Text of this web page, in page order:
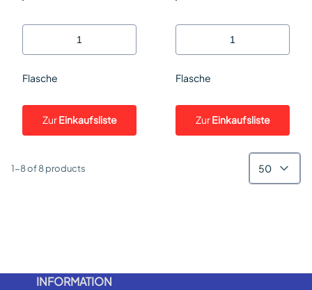
Flasche
ZurEinkaufsliste
Flasche
ZurEinkaufsliste
1-8 of 8 products 50
INFORMATION